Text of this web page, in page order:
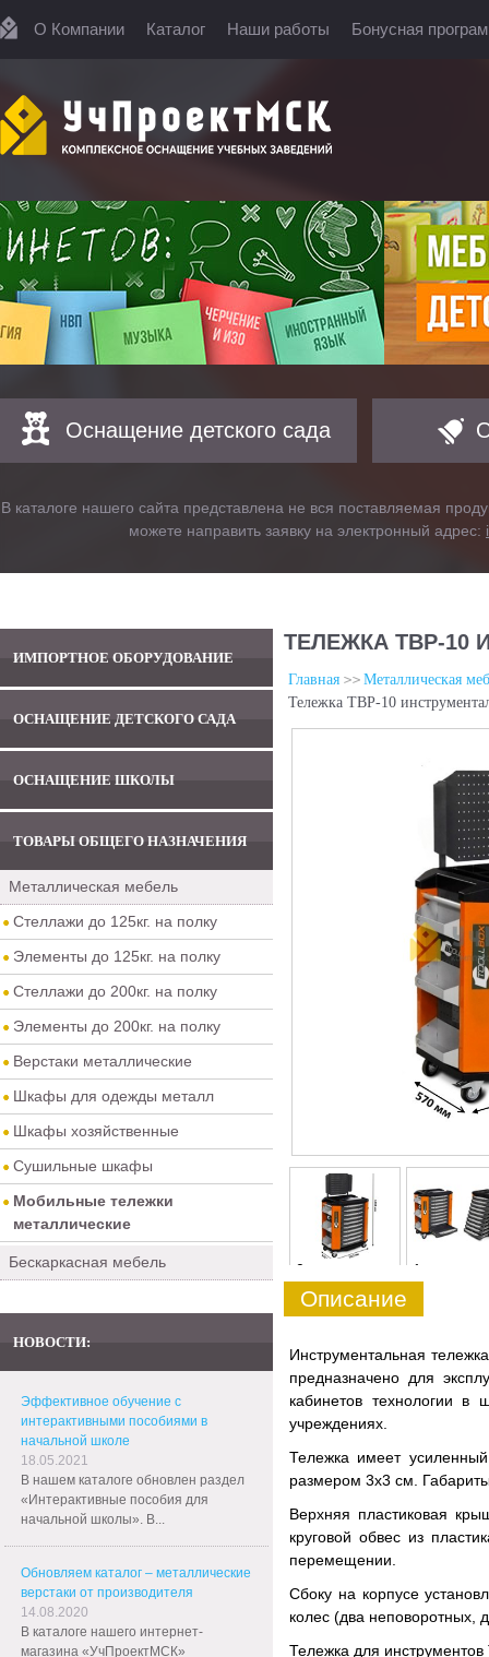
О Компании Каталог Наши работы Бонусная
Оснащение детского сада
В каталоге нашего сайта представлена не вся поставляемая
можете направить заявку на электронный адрес:
ИМПОРТНОЕ ОБОРУДОВАНИЕ
ОСНАЩЕНИЕ ДЕТСКОГО САДА
ОСНАЩЕНИЕ ШКОЛЫ
ТОВАРЫ ОБЩЕГО НАЗНАЧЕНИЯ
Металлическая мебель
Стеллажи до 125кг. на полку
Элементы до 125кг. на полку
Стеллажи до 200кг. на полку
Элементы до 200кг. на полку
Верстаки металлические
Шкафы для одежды металл
Шкафы хозяйственные
Сушильные шкафы
Мобильные тележки
металлические
Бескаркасная мебель
НОВОСТИ:
Эффективное обучение с
интерактивными пособиями в
начальной школе
18.05.2021
В нашем каталоге обновлен раздел
«Интерактивные пособия для
начальной школы». В...
Обновляем каталог – металлические
верстаки от производителя
14.08.2020
В каталоге нашего интернет-
магазина «УчПроектМСК»
ТЕЛЕЖКА TBP-10
Главная
Металлическая
Тележка TBP-10
0 1
Описание
Инструментальная
предназначено для
кабинетов технологии в
учреждениях.
Тележка имеет
размером 3х3 см.
Верхняя пластиковая
круговой обвес из
перемещении.
Сбоку на корпусе
колес (два неповоротных,
Тележка для